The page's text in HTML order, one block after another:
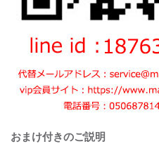
おまけ付きのご説明